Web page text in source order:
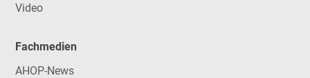
Video
Fachmedien
AHOP-News